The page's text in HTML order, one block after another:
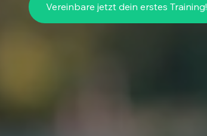
Vereinbare jetzt dein erstes Training!